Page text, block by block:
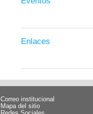
Enlaces
Correo institucional
Mapa del sitio